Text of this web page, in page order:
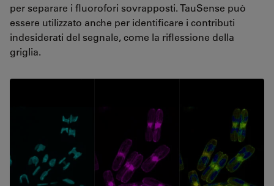
per separare i fluorofori sovrapposti. TauSense può
essere utilizzato anche per identificare i contributi
indesiderati del segnale, come la riflessione della
griglia.